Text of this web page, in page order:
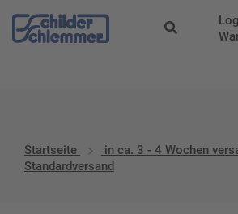
- Standardversand
Startseite
in ca. 3 - 4 Wochen
Standardversand